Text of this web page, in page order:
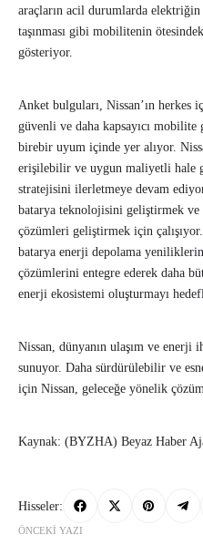
araçların acil durumlarda elektriğin
taşınması gibi mobilitenin
gösteriyor.
Anket bulguları, Nissan’ın herkes
güvenli ve daha kapsayıcı
birebir uyum içinde yer alıyor.
erişilebilir ve uygun maliyetli hale
stratejisini ilerletmeye devam
batarya teknolojisini geliştirmek
çözümleri geliştirmek için
batarya enerji depolama
çözümlerini entegre ederek daha
enerji ekosistemi oluşturmayı
Nissan, dünyanın ulaşım ve enerji
sunuyor. Daha sürdürülebilir ve
için Nissan, geleceğe yönelik
Kaynak: (BYZHA) Beyaz Haber
Hisseler:
ÖNCEKI YAZI